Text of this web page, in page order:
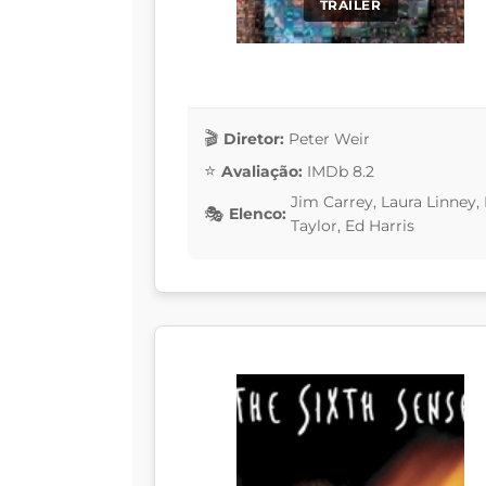
TRAILER
Diretor: Peter Weir
Avaliação: IMDb 8.2
Elenco:
Jim Carrey, Laura
Taylor, Ed Harris